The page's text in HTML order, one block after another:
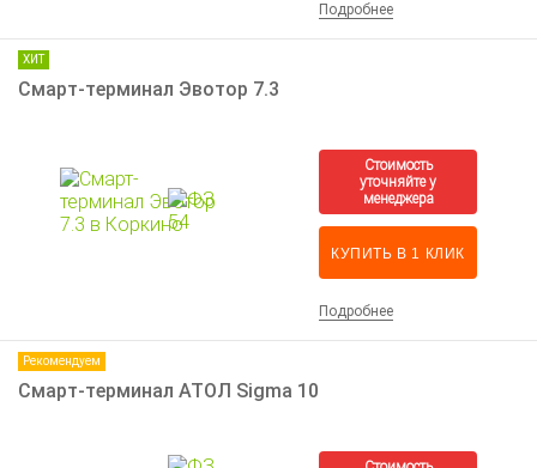
Подробнее
ХИТ
Смарт-терминал Эвотор 7.3
КУПИТЬ В 1 КЛИК
Подробнее
Рекомендуем
Смарт-терминал АТОЛ Sigma 10